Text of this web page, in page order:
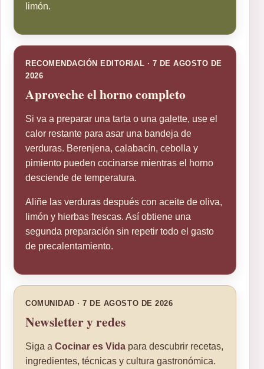
limón.
RECOMENDACIÓN EDITORIAL · 7 DE AGOSTO DE
2026
Aproveche el horno completo
Si va a preparar una tarta o una galette, use el
calor restante para asar una bandeja de
verduras. Berenjena, calabacín, cebolla y
pimiento pueden cocinarse mientras el horno
desciende de temperatura.
Aliñe las verduras después con aceite de oliva,
limón y hierbas frescas. Así obtiene una
segunda preparación sin repetir todo el gasto
de precalentamiento.
COMUNIDAD · 7 DE AGOSTO DE 2026
Newsletter y redes
Siga a Cocinar es Vida para descubrir recetas,
ingredientes, técnicas y cultura gastronómica.